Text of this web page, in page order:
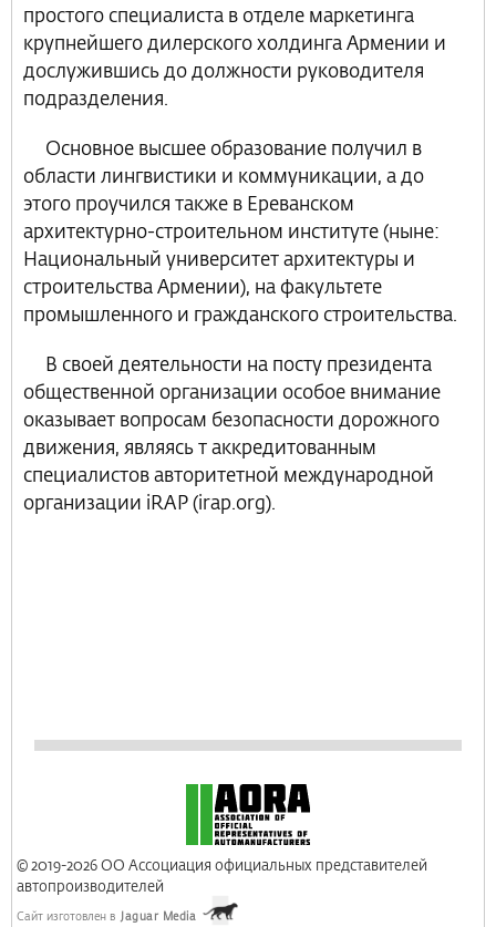
простого специалиста в отделе маркетинга
крупнейшего дилерского холдинга Армении и
дослужившись до должности руководителя
подразделения.
Основное высшее образование получил в
области лингвистики и коммуникации, а до
этого проучился также в Ереванском
архитектурно-строительном институте (ныне:
Национальный университет архитектуры и
строительства Армении), на факультете
промышленного и гражданского строительства.
В своей деятельности на посту президента
общественной организации особое внимание
оказывает вопросам безопасности дорожного
движения, являясь т аккредитованным
специалистов авторитетной международной
организации iRAP (irap.org).
© 2019-2026 ОО Ассоциация официальных представителей
автопроизводителей
Сайт изготовлен в Jaguar Media